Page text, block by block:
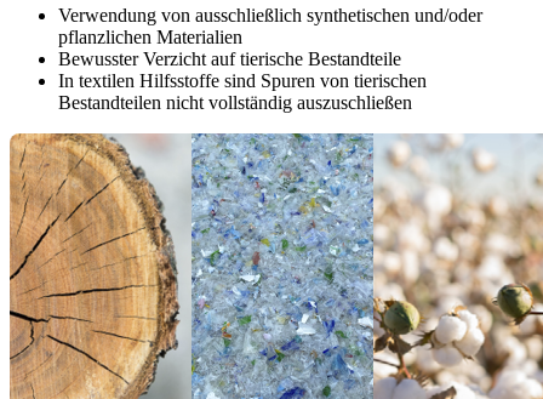
Verwendung von ausschließlich synthetischen und/oder
pflanzlichen Materialien
Bewusster Verzicht auf tierische Bestandteile
In textilen Hilfsstoffe sind Spuren von tierischen
Bestandteilen nicht vollständig auszuschließen